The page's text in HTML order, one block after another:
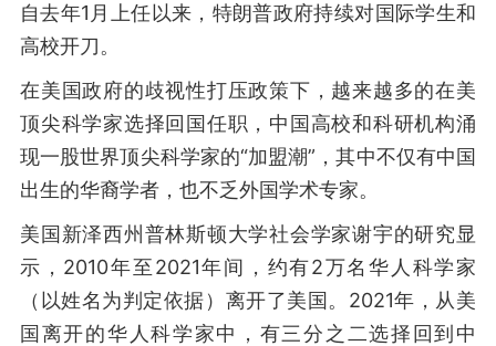
自去年1月上任以来，特朗普政府持续对国际学生和
高校开刀。
在美国政府的歧视性打压政策下，越来越多的在美
顶尖科学家选择回国任职，中国高校和科研机构涌
现一股世界顶尖科学家的“加盟潮”，其中不仅有中国
出生的华裔学者，也不乏外国学术专家。
美国新泽西州普林斯顿大学社会学家谢宇的研究显
示，2010年至2021年间，约有2万名华人科学家
（以姓名为判定依据）离开了美国。2021年，从美
国离开的华人科学家中，有三分之二选择回到中